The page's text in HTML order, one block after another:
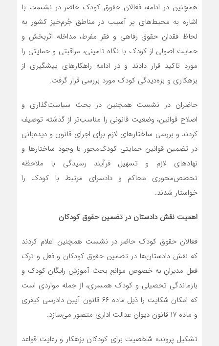
همچنین در ادامه، فعالان حقوق کودک حاضر در نشست با
اشاره به محیط‌های پر آسیب در مناطق جُرم‌خیز کشور به
لحاظ فقدان حقوق رفاهی و فقر مفرط، مداخله اثربخش و
حمایت اصولی از کودک با نگاه تامینی، مراقبتی و حمایتی را
مورد تاکید قرار دادند و در ادامه راهکارهای پیشگیری از
بزهکاری و بزه‌دیدگی کودک مورد بررسی قرار گرفت.
حاضران در نشست همچنین در بحث سیاست‌گذاری و
اصلاح قوانین، وضعیت قانونی را مناسب‌تر از گذشته توصیف
کردند و بررسی ساختارهای لازم برای اجرای قانون و دیده‌بانی
در تضمین قوانین حمایتی کودک‌محور با وجود ساختارها و
نهادهای لازم و تسهیل فرآیند رسیدگی با ملاحظه
تخصص‌محوری محاکم و دادسرای مرتبط با کودک را
خواستار شدند.
اهمیت نقش دادستان‌ در تضمین حقوق کودکان
فعالان حقوق کودک حاضر در نشست همچنین اعلام کردند
که نقش دادستان‌ها در تضمین حقوق کودکان و فعل و ترک
فعل مدیران به خصوص موانع بحث آموزش رایگان کودک و
بازماندگی تحصیلی و کودک همسری، از جمله مواردی است
که امکان شکایت را ذیل ماده ۶۶ قانون آیین دادرسی کیفری
و ماده ۱۷ قانون دیوان عدالت اداری متصور می‌سازد.
تشکیل پرونده شخصیت برای کودکان بزهکار و رعایت قواعد